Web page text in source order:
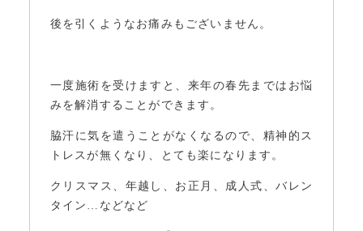
後を引くようなお痛みもございません。
一度施術を受けますと、来年の春先まではお悩
みを解消することができます。
脇汗に気を遣うことがなくなるので、精神的ス
トレスが無くなり、とても楽になります。
クリスマス、年越し、お正月、成人式、バレン
タイン…などなど